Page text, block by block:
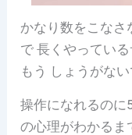
かなり数をこなさ
で 長くやってい
もう しょうがない
操作になれるのに
の心理がわかるま